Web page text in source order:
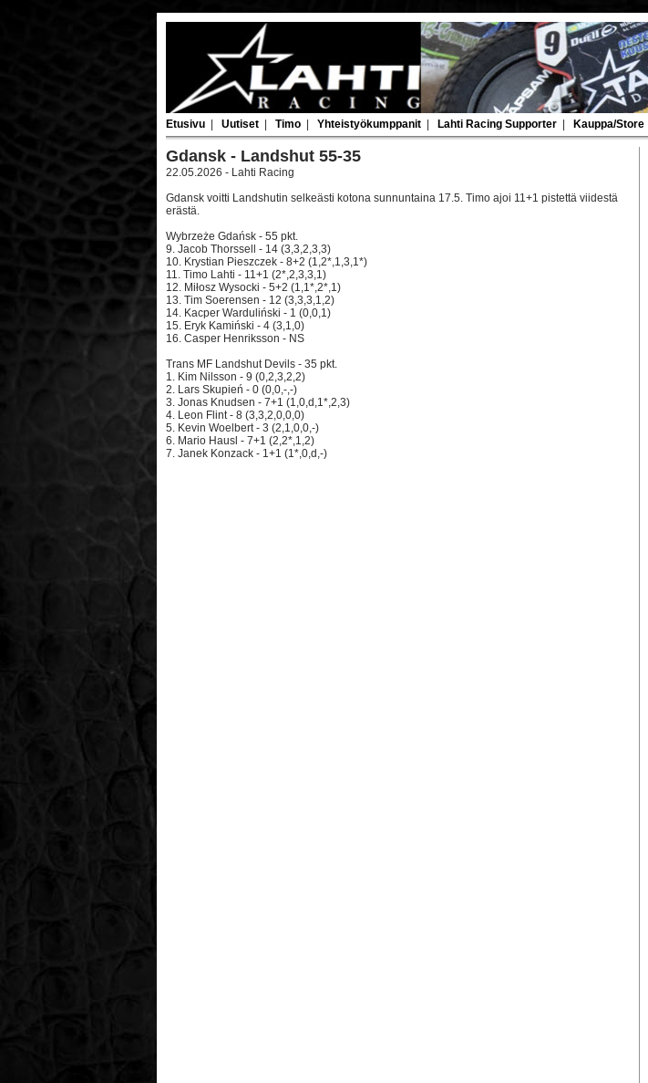
Etusivu Uutiset Timo Yhteistyökumppanit Lahti Racing Supporter Kauppa/Store
Gdansk - Landshut 55-35
22.05.2026 - Lahti Racing
Gdansk voitti Landshutin selkeästi kotona sunnuntaina 17.5. Timo ajoi 11+1 pistettä viidestä
erästä.
Wybrzeże Gdańsk - 55 pkt.
9. Jacob Thorssell - 14 (3,3,2,3,3)
10. Krystian Pieszczek - 8+2 (1,2*,1,3,1*)
11. Timo Lahti - 11+1 (2*,2,3,3,1)
12. Miłosz Wysocki - 5+2 (1,1*,2*,1)
13. Tim Soerensen - 12 (3,3,3,1,2)
14. Kacper Warduliński - 1 (0,0,1)
15. Eryk Kamiński - 4 (3,1,0)
16. Casper Henriksson - NS
Trans MF Landshut Devils - 35 pkt.
1. Kim Nilsson - 9 (0,2,3,2,2)
2. Lars Skupień - 0 (0,0,-,-)
3. Jonas Knudsen - 7+1 (1,0,d,1*,2,3)
4. Leon Flint - 8 (3,3,2,0,0,0)
5. Kevin Woelbert - 3 (2,1,0,0,-)
6. Mario Hausl - 7+1 (2,2*,1,2)
7. Janek Konzack - 1+1 (1*,0,d,-)